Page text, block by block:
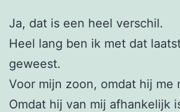
Ja, dat is een heel verschil.
Heel lang ben ik met dat
geweest.
Voor mijn zoon, omdat hij me
Omdat hij van mij afhankelijk